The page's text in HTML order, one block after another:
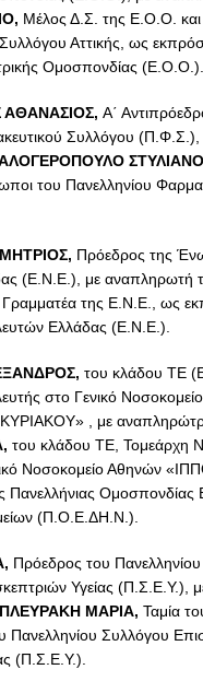
, Μέλος Δ.Σ. της Ε.Ο.Ο.
Αττικής, ως
Ομοσπονδίας (Ε.Ο.Ο.).
ΑΘΑΝΑΣΙΟΣ, Α΄
Συλλόγου (Π.Φ.Σ.),
ΣΤΥΛΙΑΝΟ
του Πανελληνίου
, Πρόεδρος της
(Ε.Ν.Ε.), με αναπληρωτή
Γραμματέα της Ε.Ν.Ε., ως
Ελλάδας (Ε.Ν.Ε.).
, του κλάδου ΤΕ
στο Γενικό
ΥΡΙΑΚΟΥ» , με
, του κλάδου ΤΕ, Τομεάρχη
Νοσοκομείο Αθηνών «Ι
Ομοσπονδίας
(Π.Ο.Ε.ΔΗ.Ν.).
, Πρόεδρος του
Υγείας (Π.Σ.Ε.Υ.),
ΠΛΕΥΡΑΚΗ ΜΑΡΙΑ, Ταμία
Πανελληνίου Συλλόγου
(Π.Σ.Ε.Υ.).